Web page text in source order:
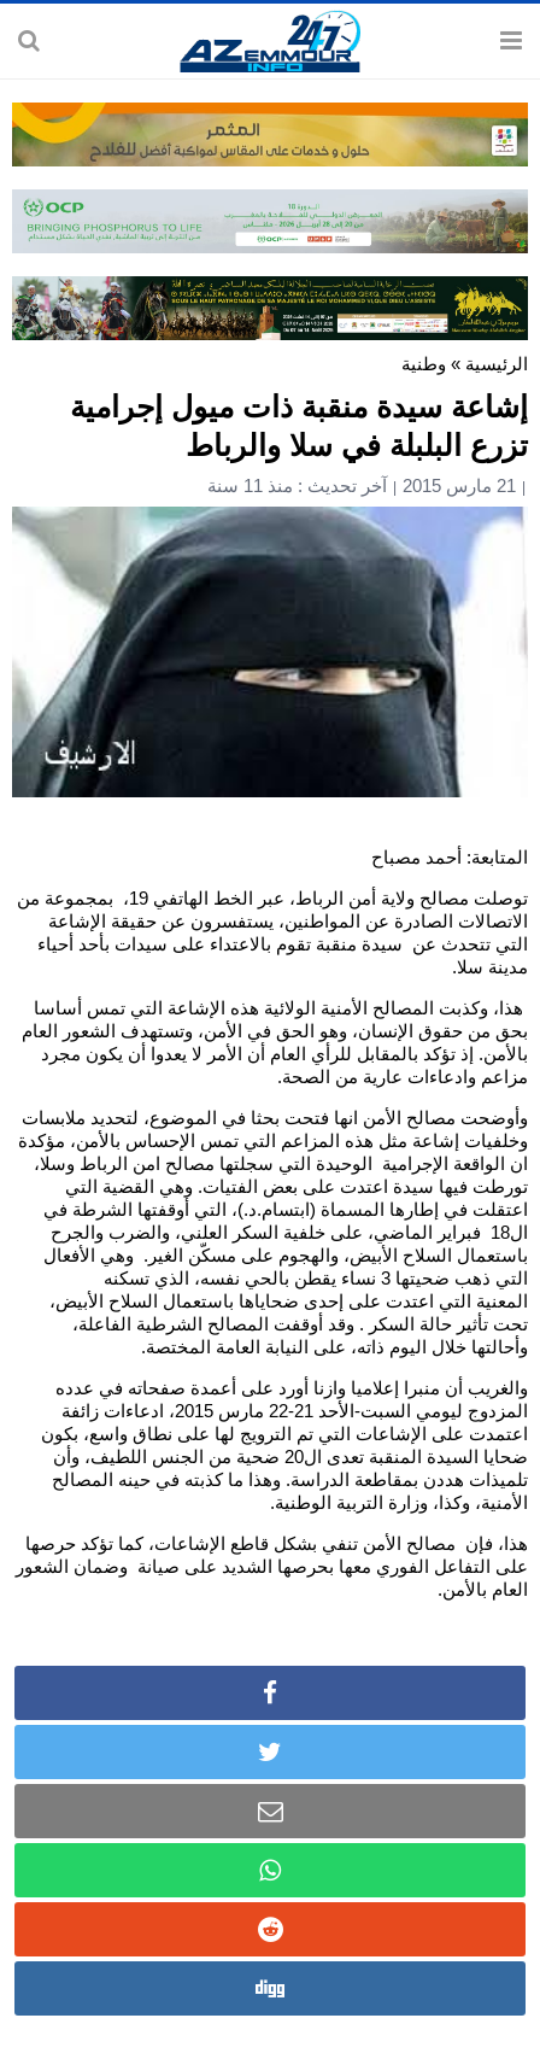
الرئيسية » وطنية
إشاعة سيدة منقبة ذات ميول إجرامية
تزرع البلبلة في سلا والرباط
21 مارس 2015 آخر تحديث : منذ 11 سنة
المتابعة: أحمد مصباح
توصلت مصالح ولاية أمن الرباط، عبر الخط الهاتفي 19، بمجموعة من
الاتصالات الصادرة عن المواطنين، يستفسرون عن حقيقة الإشاعة
التي تتحدث عن سيدة منقبة تقوم بالاعتداء على سيدات بأحد أحياء
مدينة سلا.
هذا، وكذبت المصالح الأمنية الولائية هذه الإشاعة التي تمس أساسا
بحق من حقوق الإنسان، وهو الحق في الأمن، وتستهدف الشعور العام
بالأمن. إذ تؤكد بالمقابل للرأي العام أن الأمر لا يعدوا أن يكون مجرد
مزاعم وادعاءات عارية من الصحة.
وأوضحت مصالح الأمن انها فتحت بحثا في الموضوع، لتحديد ملابسات
وخلفيات إشاعة مثل هذه المزاعم التي تمس الإحساس بالأمن، مؤكدة
ان الواقعة الإجرامية الوحيدة التي سجلتها مصالح امن الرباط وسلا،
تورطت فيها سيدة اعتدت على بعض الفتيات. وهي القضية التي
اعتقلت في إطارها المسماة (ابتسام.د.)، التي أوقفتها الشرطة في
ال18 فبراير الماضي، على خلفية السكر العلني، والضرب والجرح
باستعمال السلاح الأبيض، والهجوم على مسكّن الغير. وهي الأفعال
التي ذهب ضحيتها 3 نساء يقطن بالحي نفسه، الذي تسكنه
المعنية التي اعتدت على إحدى ضحاياها باستعمال السلاح الأبيض،
تحت تأثير حالة السكر . وقد أوقفت المصالح الشرطية الفاعلة،
وأحالتها خلال اليوم ذاته، على النيابة العامة المختصة.
والغريب أن منبرا إعلاميا وازنا أورد على أعمدة صفحاته في عدده
المزدوج ليومي السبت-الأحد 21-22 مارس 2015، ادعاءات زائفة
اعتمدت على الإشاعات التي تم الترويج لها على نطاق واسع، بكون
ضحايا السيدة المنقبة تعدى ال20 ضحية من الجنس اللطيف، وأن
تلميذات هددن بمقاطعة الدراسة. وهذا ما كذبته في حينه المصالح
الأمنية، وكذا، وزارة التربية الوطنية.
هذا، فإن مصالح الأمن تنفي بشكل قاطع الإشاعات، كما تؤكد حرصها
على التفاعل الفوري معها بحرصها الشديد على صيانة وضمان الشعور
العام بالأمن.